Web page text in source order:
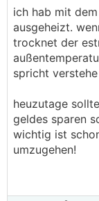
ich hab mit
ausgeheizt.
trocknet der
spricht
heuzutage
geldes sparen
wichtig ist
umzugehen!